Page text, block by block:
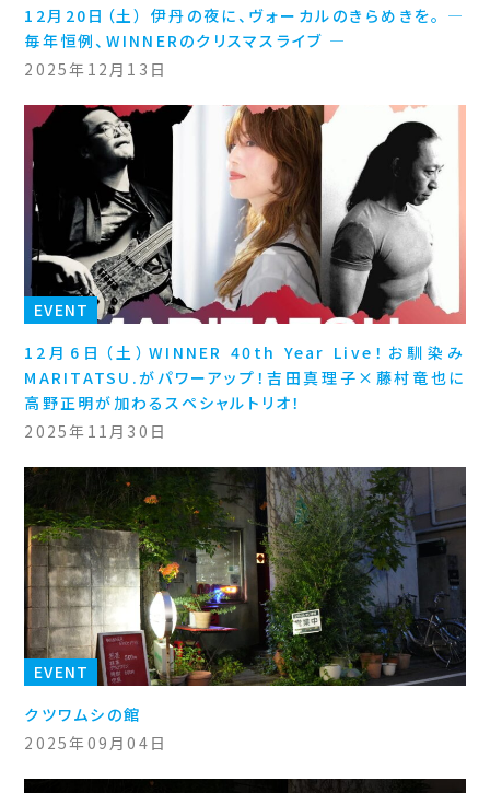
12月20日（土） 伊丹の夜に、ヴォーカルのきらめきを。 ―
毎年恒例、WINNERのクリスマスライブ ―
2025年12月13日
EVENT
12月6日（土）WINNER 40th Year Live！お馴染み
MARITATSU.がパワーアップ！吉田真理子×藤村竜也に
高野正明が加わるスペシャルトリオ！
2025年11月30日
EVENT
クツワムシの館
2025年09月04日